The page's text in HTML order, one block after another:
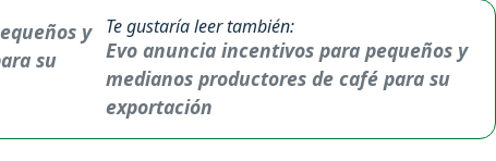
Te gustaría leer también:
Evo anuncia incentivos para pequeños y
medianos productores de café para su
exportación